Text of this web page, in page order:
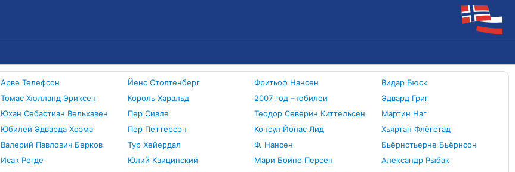
Арве Телефсон Йенс Столтенберг Фритьоф Нансен
Видар Бюск
Томас Хюлланд Эриксен Король Харальд 2007 год – юбилеи
Эдвард Григ
Юхан Себастиан Вельхавен Пер Сивле Теодор Северин Киттельсен
Мартин Наг
Юбилей Эдварда Хоэма Пер Петтерсон Консул Йонас Лид
Хьяртан Флёгстад
Валерий Павлович Берков Тур Хейердал Ф. Нансен
Бьёрнстьерне Бьёрнсон
Исак Рогде Юлий Квицинский Мари Бойне Персен
Александр Рыбак